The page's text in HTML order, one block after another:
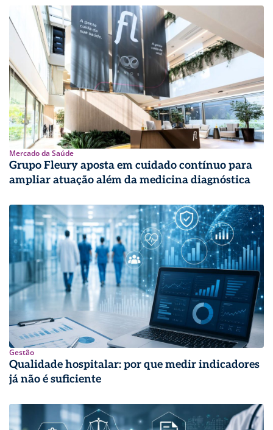
Mercado da Saúde
Grupo Fleury aposta em cuidado contínuo para
ampliar atuação além da medicina diagnóstica
Gestão
Qualidade hospitalar: por que medir indicadores
já não é suficiente